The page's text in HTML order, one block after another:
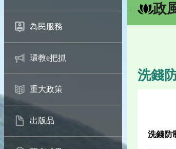
為民服務
環教e把抓
重大政策
出版品
::: 政
洗錢
洗錢防